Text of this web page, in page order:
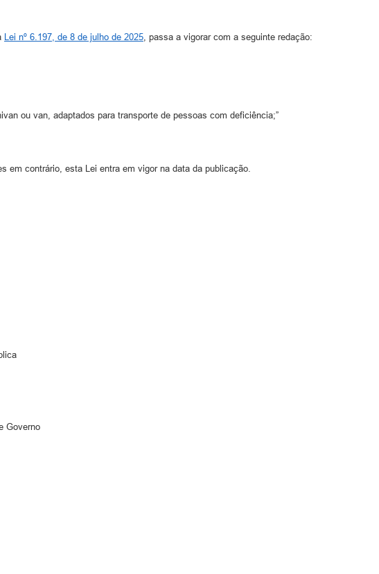
Lei nº 6.197, de 8 de julho de 2025 , passa a vigorar com a seguinte redação:
ou van, adaptados para transporte de pessoas com deficiência;”
em contrário, esta Lei entra em vigor na data da publicação.
Governo